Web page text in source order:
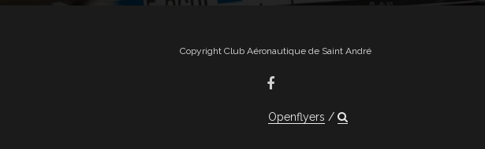
Copyright Club Aéronautique de Saint André
Openflyers